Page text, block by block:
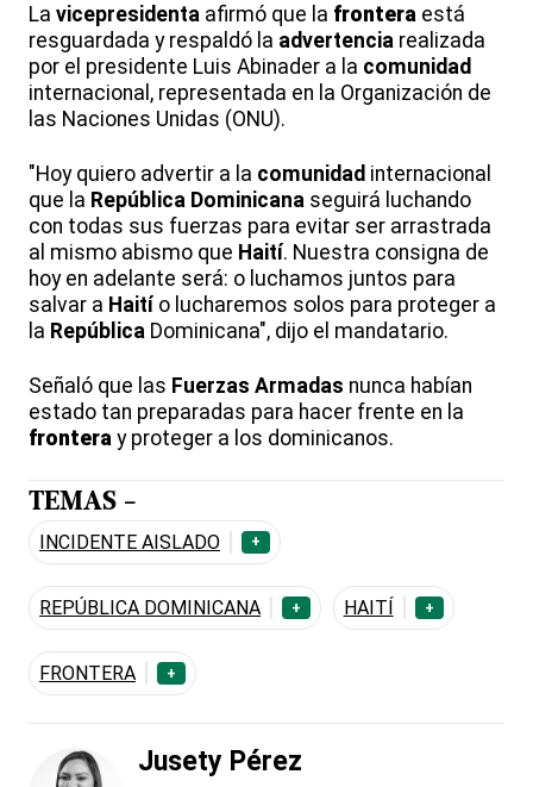
La vicepresidenta afirmó que la frontera está
resguardada y respaldó la advertencia realizada
por el presidente Luis Abinader a la comunidad
internacional, representada en la Organización de
las Naciones Unidas (ONU).
"Hoy quiero advertir a la comunidad internacional
que la República Dominicana seguirá luchando
con todas sus fuerzas para evitar ser arrastrada
al mismo abismo que Haití. Nuestra consigna de
hoy en adelante será: o luchamos juntos para
salvar a Haitío lucharemos solos para proteger a
la República Dominicana", dijo el mandatario.
Señaló que las Fuerzas Armadas nunca habían
estado tan preparadas para hacer frente en la
frontera y proteger a los dominicanos.
TEMAS -
INCIDENTE AISLADO +
REPÚBLICA DOMINICANA + HAITÍ +
FRONTERA +
Jusety Pérez